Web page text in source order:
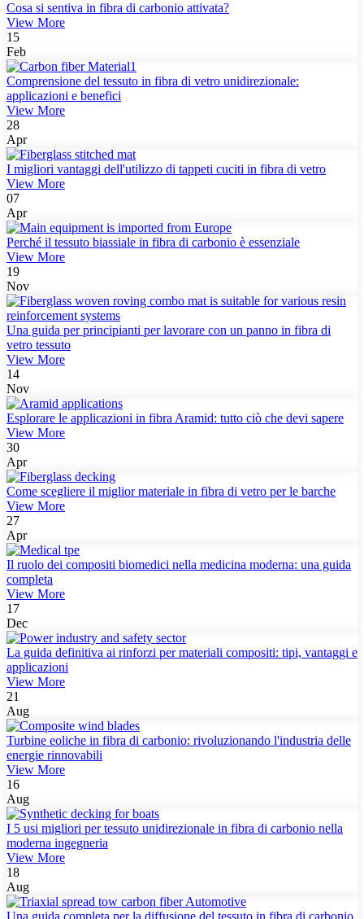
Cosa si sentiva in fibra di carbonio attivata?
View More
15
Feb
Comprensione del tessuto in fibra di vetro unidirezionale:
applicazioni e benefici
View More
28
Apr
I migliori vantaggi dell'utilizzo di tappeti cuciti in fibra di vetro
View More
07
Apr
Perché il tessuto biassiale in fibra di carbonio è essenziale
View More
19
Nov
Una guida per principianti per lavorare con un panno in fibra di
vetro tessuto
View More
14
Nov
Esplorare le applicazioni in fibra Aramid: tutto ciò che devi sapere
View More
30
Apr
Come scegliere il miglior materiale in fibra di vetro per le barche
View More
27
Apr
Il ruolo dei compositi biomedici nella medicina moderna: una guida
completa
View More
17
Dec
La guida definitiva ai rinforzi per materiali compositi: tipi, vantaggi e
applicazioni
View More
21
Aug
Turbine eoliche in fibra di carbonio: rivoluzionando l'industria delle
energie rinnovabili
View More
16
Aug
I 5 usi migliori per tessuto unidirezionale in fibra di carbonio nella
moderna ingegneria
View More
18
Aug
Una guida completa per la diffusione del tessuto in fibra di carbonio